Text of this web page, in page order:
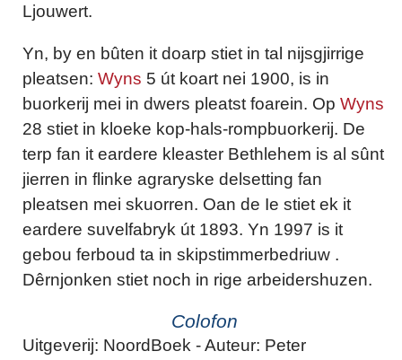
Ljouwert.
Yn, by en bûten it doarp stiet in tal nijsgjirrige
pleatsen: Wyns 5 út koart nei 1900, is in
buorkerij mei in dwers pleatst foarein. Op Wyns
28 stiet in kloeke kop-hals-rompbuorkerij. De
terp fan it eardere kleaster Bethlehem is al sûnt
jierren in flinke agraryske delsetting fan
pleatsen mei skuorren. Oan de Ie stiet ek it
eardere suvelfabryk út 1893. Yn 1997 is it
gebou ferboud ta in skipstimmerbedriuw .
Dêrnjonken stiet noch in rige arbeidershuzen.
Colofon
Uitgeverij: NoordBoek - Auteur: Peter